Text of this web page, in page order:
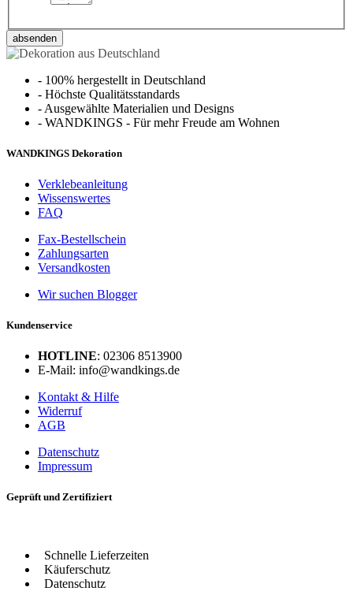
absenden
- 100% hergestellt in Deutschland
- Höchste Qualitätsstandards
- Ausgewählte Materialien und Designs
- WANDKINGS - Für mehr Freude am Wohnen
WANDKINGS Dekoration
Verklebeanleitung
Wissenswertes
FAQ
Fax-Bestellschein
Zahlungsarten
Versandkosten
Wir suchen Blogger
Kundenservice
HOTLINE: 02306 8513900
E-Mail: info@wandkings.de
Kontakt & Hilfe
Widerruf
AGB
Datenschutz
Impressum
Geprüft und Zertifiziert
Schnelle Lieferzeiten
Käuferschutz
Datenschutz